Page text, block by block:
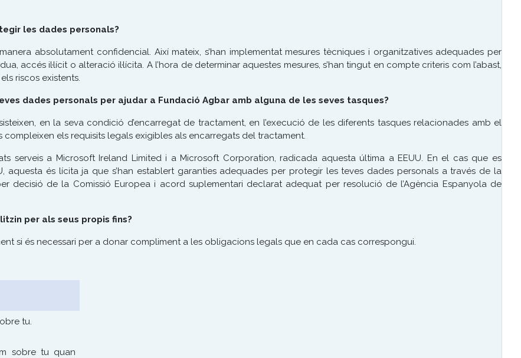
les dades personals?
absolutament confidencial. Així mateix, s’han implementat mesures tècniques i organitzatives adequades per
accés il·lícit o alteració il·lícita. A l’hora de determinar aquestes mesures, s’han tingut en compte criteris com l’abast,
riscos existents.
dades personals per ajudar a Fundació Agbar amb alguna de les seves tasques?
en la seva condició d’encarregat de tractament, en l’execució de les diferents tasques relacionades amb el
compleixen els requisits legals exigibles als encarregats del tractament.
serveis a Microsoft Ireland Limited i a Microsoft Corporation, radicada aquesta última a EEUU. En el cas que es
aquesta és lícita ja que s’han establert garanties adequades per protegir les teves dades personals a través de la
decisió de la Comissió Europea i acord suplementari declarat adequat per resolució de l’Agència Espanyola de
per als seus propis fins?
si és necessari per a donar compliment a les obligacions legals que en cada cas correspongui.
tu.
sobre tu quan